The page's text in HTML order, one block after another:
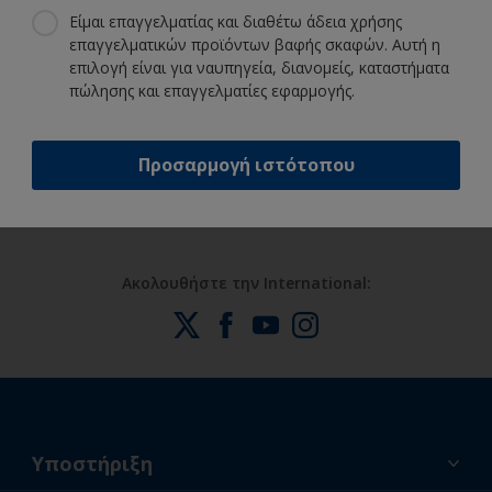
Είμαι επαγγελματίας και διαθέτω άδεια χρήσης
επαγγελματικών προϊόντων βαφής σκαφών. Αυτή η
επιλογή είναι για ναυπηγεία, διανομείς, καταστήματα
πώλησης και επαγγελματίες εφαρμογής.
Προσαρμογή ιστότοπου
Επωφεληθείτε από τη συνεχή μας
εμπειρία
Ακολουθήστε την International:
Υποστήριξη